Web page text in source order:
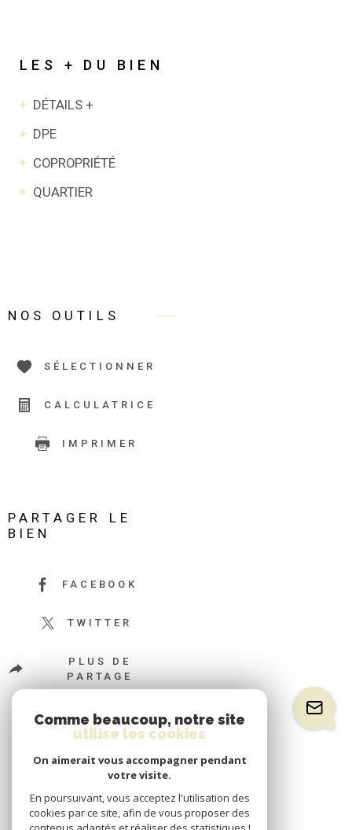
LES + DU BIEN
DÉTAILS +
DPE
COPROPRIÉTÉ
QUARTIER
NOS OUTILS
SÉLECTIONNER
CALCULATRICE
IMPRIMER
PARTAGER LE
BIEN
FACEBOOK
TWITTER
PLUS DE
PARTAGE
Comme beaucoup, notre site
utilise les cookies
On aimerait vous accompagner pendant
votre visite.
En poursuivant, vous acceptez l'utilisation des
cookies par ce site, afin de vous proposer des